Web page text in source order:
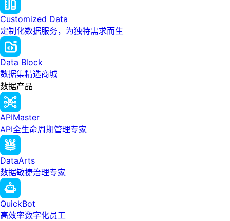
Customized Data
定制化数据服务，为独特需求而生
Data Block
数据集精选商城
数据产品
APIMaster
API全生命周期管理专家
DataArts
数据敏捷治理专家
QuickBot
高效率数字化员工